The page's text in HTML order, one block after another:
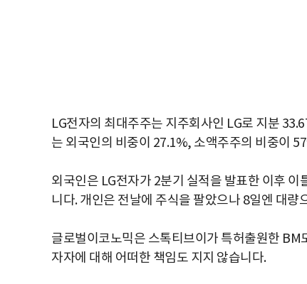
LG전자의 최대주주는 지주회사인 LG로 지분
는 외국인의 비중이 27.1%, 소액주주의 비중이
외국인은 LG전자가 2분기 실적을 발표한 이후
니다. 개인은 전날에 주식을 팔았으나 8일엔 대량
글로벌이코노믹은 스톡티브이가 특허출원한
자자에 대해 어떠한 책임도 지지 않습니다.